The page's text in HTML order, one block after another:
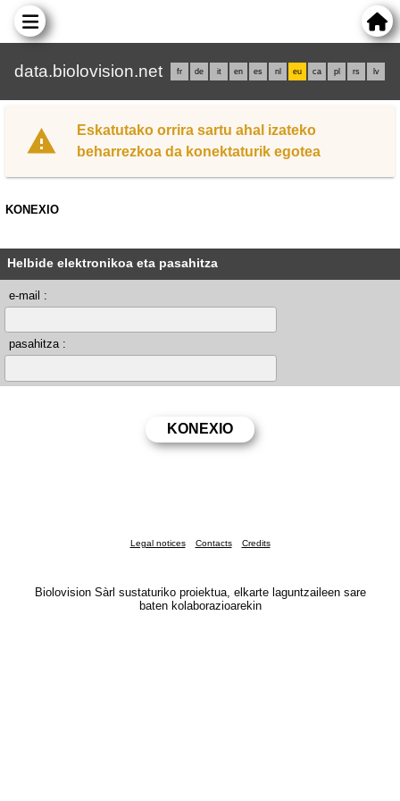
data.biolovision.net fr de it en es nl eu ca pl rs lv
Eskatutako orrira sartu ahal izateko
beharrezkoa da konektaturik egotea
KONEXIO
Helbide elektronikoa eta pasahitza
e-mail :
pasahitza :
Legal notices Contacts Credits
Biolovision Sàrl sustaturiko proiektua, elkarte laguntzaileen sare
baten kolaborazioarekin